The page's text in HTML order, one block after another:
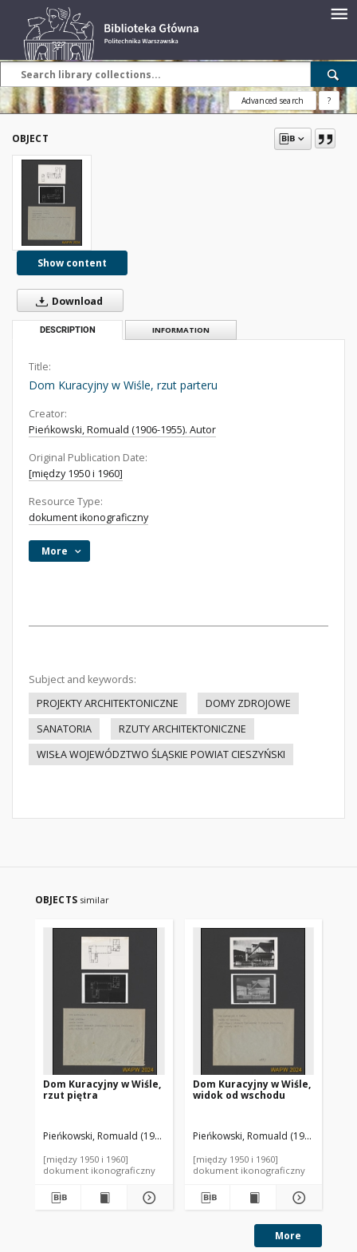
Advanced search ?
OBJECT
Show content
Download
DESCRIPTION INFORMATION
Title:
Dom Kuracyjny w Wiśle, rzut parteru
Creator:
Pieńkowski, Romuald (1906-1955). Autor
Original Publication Date:
[między 1950 i 1960]
Resource Type:
dokument ikonograficzny
More
Subject and keywords:
PROJEKTY ARCHITEKTONICZNE
DOMY ZDROJOWE
SANATORIA
RZUTY ARCHITEKTONICZNE
WISŁA WOJEWÓDZTWO ŚLĄSKIE POWIAT CIESZYŃSKI
OBJECTS similar
Dom Kuracyjny w Wiśle,
rzut piętra
Pieńkowski, Romuald (1906-1955). Autor Tworkowski, Stefan (1907-
[między 1950 i 1960]
dokument ikonograficzny
Dom Kuracyjny w Wiśle,
widok od wschodu
Pieńkowski, Romuald (1906-1955).
[między 1950 i 1960]
dokument ikonograficzny
More